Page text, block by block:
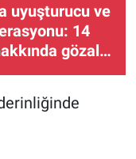
uyuşturucu ve
14
gözaltı